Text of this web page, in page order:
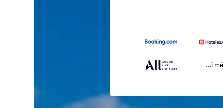
...i